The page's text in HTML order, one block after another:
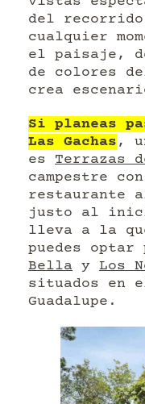
del
cualquier
el paisaje,
de colores
crea
Si planeas
Las Gachas ,
es Terrazas
campestre
restaurante
justo al
lleva a la
puedes
Bella y Los
situados en
Guadalupe.